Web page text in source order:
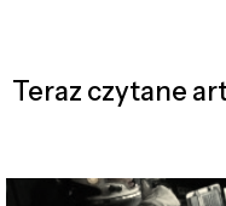
Teraz czytane